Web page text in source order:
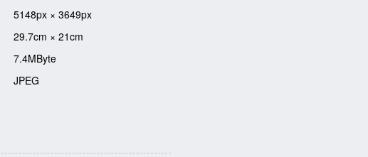
5148px × 3649px
29.7cm × 21cm
7.4MByte
JPEG